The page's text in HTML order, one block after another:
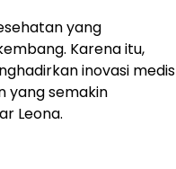
yang
Karena itu,
inovasi medis
yang semakin
Leona.